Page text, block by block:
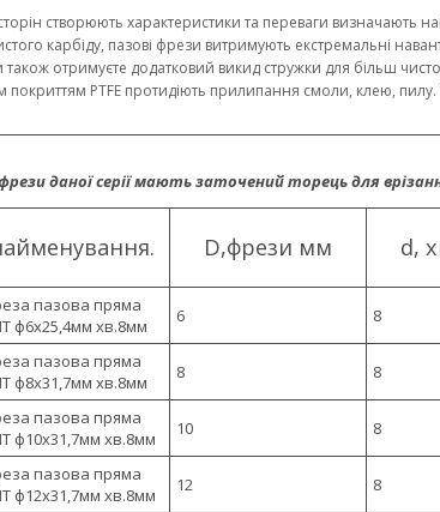
створюють характеристики та переваги визначають
карбіду, пазові фрези витримують екстремальні
отримуєте додатковий викид стружки для більш
PTFE протидіють прилипання смоли, клею, пилу.
фрези даної серії мають заточений торець для
D,фрези мм d,
пазова пряма
ф6х25,4мм хв.8мм
6 8
пазова пряма
ф8х31,7мм хв.8мм
8 8
пазова пряма
ф10х31,7мм хв.8мм
10 8
пазова пряма
ф12х31,7мм хв.8мм
12 8